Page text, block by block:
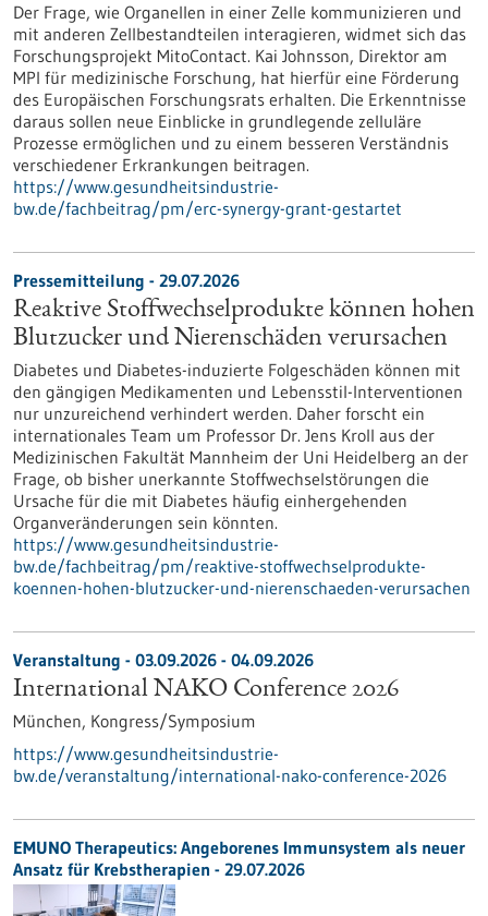
Der Frage, wie Organellen in einer Zelle kommunizieren und
mit anderen Zellbestandteilen interagieren, widmet sich das
Forschungsprojekt MitoContact. Kai Johnsson, Direktor am
MPI für medizinische Forschung, hat hierfür eine Förderung
des Europäischen Forschungsrats erhalten. Die Erkenntnisse
daraus sollen neue Einblicke in grundlegende zelluläre
Prozesse ermöglichen und zu einem besseren Verständnis
verschiedener Erkrankungen beitragen.
https://www.gesundheitsindustrie-
bw.de/fachbeitrag/pm/erc-synergy-grant-gestartet
Pressemitteilung - 29.07.2026
Reaktive Stoffwechselprodukte können hohen
Blutzucker und Nierenschäden verursachen
Diabetes und Diabetes-induzierte Folgeschäden können mit
den gängigen Medikamenten und Lebensstil-Interventionen
nur unzureichend verhindert werden. Daher forscht ein
internationales Team um Professor Dr. Jens Kroll aus der
Medizinischen Fakultät Mannheim der Uni Heidelberg an der
Frage, ob bisher unerkannte Stoffwechselstörungen die
Ursache für die mit Diabetes häufig einhergehenden
Organveränderungen sein könnten.
https://www.gesundheitsindustrie-
bw.de/fachbeitrag/pm/reaktive-stoffwechselprodukte-
koennen-hohen-blutzucker-und-nierenschaeden-verursachen
Veranstaltung - 03.09.2026 - 04.09.2026
International NAKO Conference 2026
München, Kongress/Symposium
https://www.gesundheitsindustrie-
bw.de/veranstaltung/international-nako-conference-2026
EMUNO Therapeutics: Angeborenes Immunsystem als neuer
Ansatz für Krebstherapien - 29.07.2026